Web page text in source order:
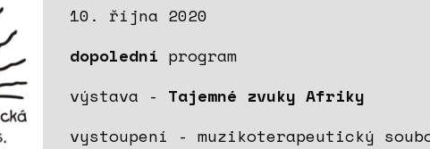
10. října 2020
dopolední program
výstava - Tajemné zvuky Afriky
vystoupení - muzikoterapeutický